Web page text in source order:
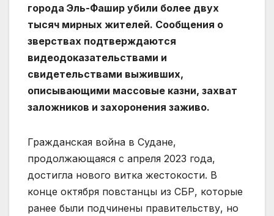
города Эль-Фашир убили более двух
тысяч мирных жителей. Сообщения о
зверствах подтверждаются
видеодоказательствами и
свидетельствами выживших,
описывающими массовые казни, захват
заложников и захоронения заживо.
Гражданская война в Судане,
продолжающаяся с апреля 2023 года,
достигла нового витка жестокости. В
конце октября повстанцы из СБР, которые
ранее были подчинены правительству, но